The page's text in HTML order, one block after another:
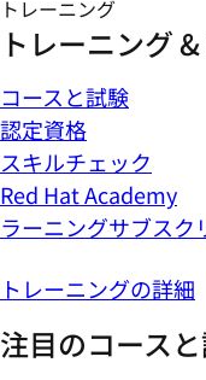
トレーニング
トレーニング
コースと試験
認定資格
スキルチェック
Red Hat Academy
ラーニングサブスク
トレーニングの詳細
注目のコース